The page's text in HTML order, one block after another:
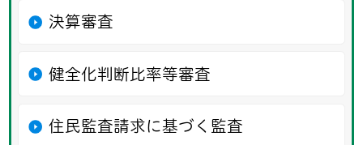
決算審査
健全化判断比率等審査
住民監査請求に基づく監査